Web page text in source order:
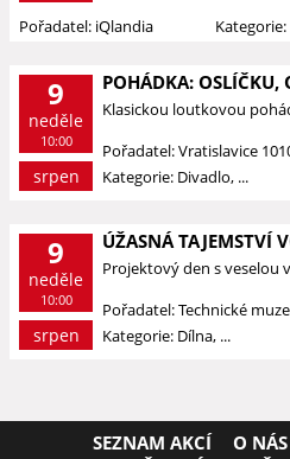
Pořadatel: iQlandia
9
neděle
10:00
srpen
POHÁDKA: OSLÍČKU,
Klasickou loutkovou
Pořadatel: Vratislavice
Kategorie: Divadlo, ...
9
neděle
10:00
srpen
ÚŽASNÁ TAJEMSTVÍ
Projektový den s veselou
Pořadatel: Technické
Kategorie: Dílna, ...
SEZNAM AKCÍ O NÁS